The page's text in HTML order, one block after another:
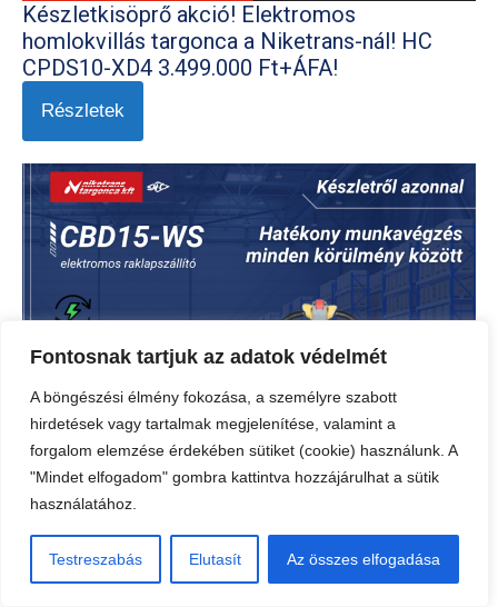
Fontosnak tartjuk az adatok védelmét
A böngészési élmény fokozása, a személyre szabott
hirdetések vagy tartalmak megjelenítése, valamint a
forgalom elemzése érdekében sütiket (cookie) használunk. A
"Mindet elfogadom" gombra kattintva hozzájárulhat a sütik
használatához.
Testreszabás Elutasít Az összes elfogadása
Készletkisöprő akció! Elektromos
homlokvillás targonca a Niketrans-nál! HC
CPDS10-XD4 3.499.000 Ft+ÁFA!
Részletek